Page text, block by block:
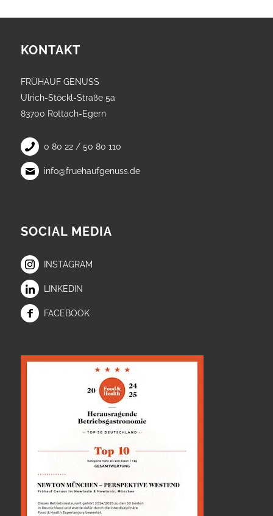
KONTAKT
FRÜHAUF GENUSS
Ulrich-Stöckl-Straße 5a
83700 Rottach-Egern
0 80 22 / 50 80 110
info@fruehaufgenuss.de
SOCIAL MEDIA
INSTAGRAM
LINKEDIN
FACEBOOK